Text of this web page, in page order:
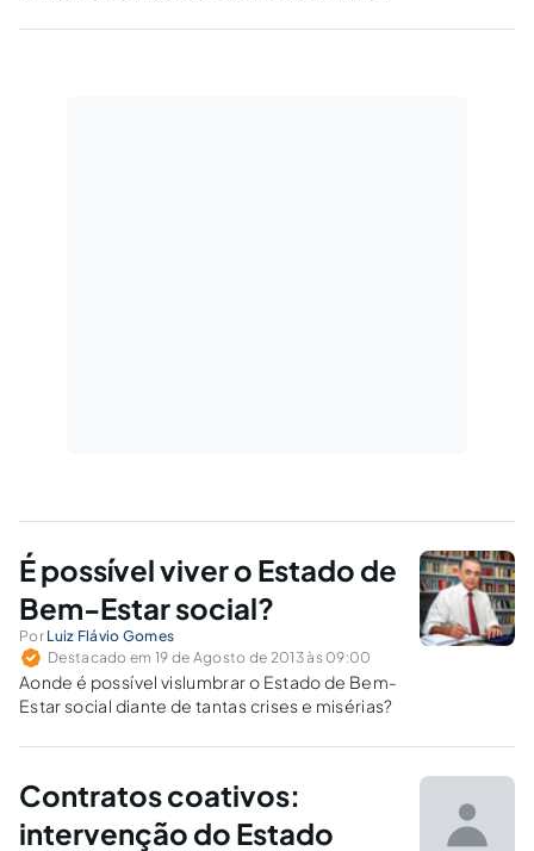
É possível viver o Estado de
Bem-Estar social?
Por Luiz Flávio Gomes
Destacado em 19 de Agosto de 2013 às 09:00
Aonde é possível vislumbrar o Estado de Bem-
Estar social diante de tantas crises e misérias?
Contratos coativos:
intervenção do Estado